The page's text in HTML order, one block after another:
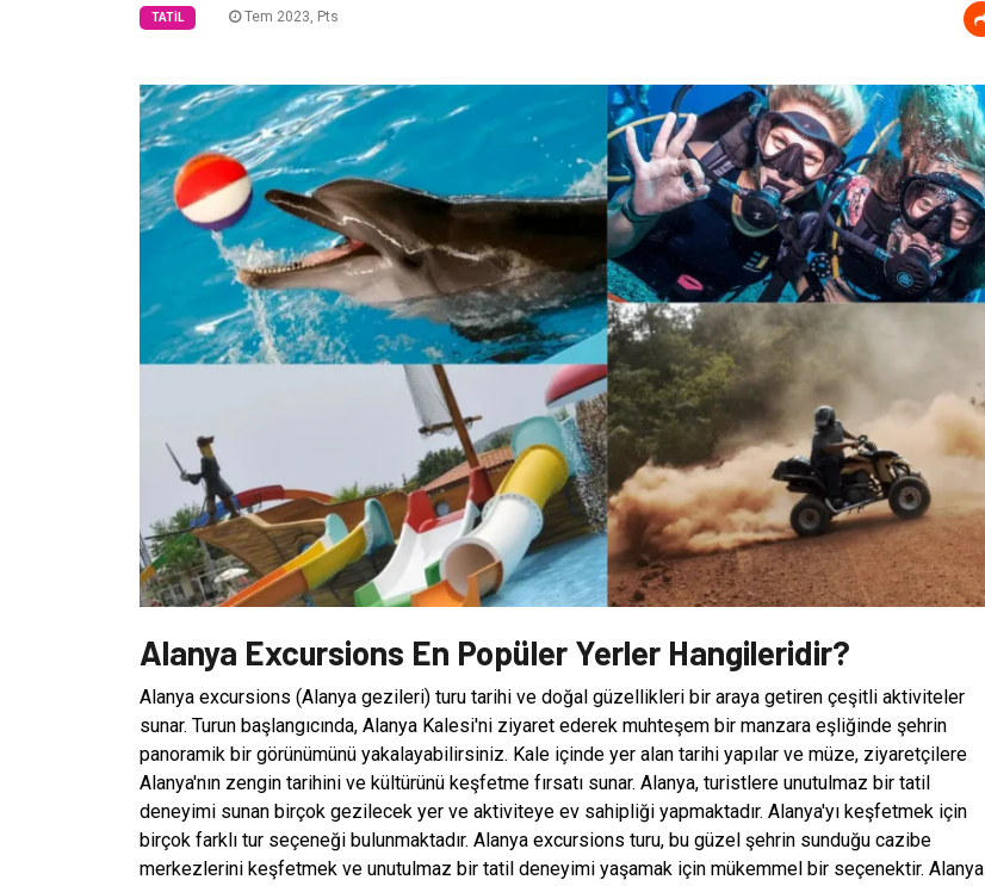
TATIL Tem 2023, Pts
Alanya Excursions En Popüler Yerler Hangileridir?
Alanya excursions (Alanya gezileri) turu tarihi ve doğal güzellikleri bir araya getiren çeşitli aktiviteler
sunar. Turun başlangıcında, Alanya Kalesi'ni ziyaret ederek muhteşem bir manzara eşliğinde şehrin
panoramik bir görünümünü yakalayabilirsiniz. Kale içinde yer alan tarihi yapılar ve müze, ziyaretçilere
Alanya'nın zengin tarihini ve kültürünü keşfetme fırsatı sunar. Alanya, turistlere unutulmaz bir tatil
deneyimi sunan birçok gezilecek yer ve aktiviteye ev sahipliği yapmaktadır. Alanya'yı keşfetmek için
birçok farklı tur seçeneği bulunmaktadır. Alanya excursions turu, bu güzel şehrin sunduğu cazibe
merkezlerini keşfetmek ve unutulmaz bir tatil deneyimi yaşamak için mükemmel bir seçenektir. Alanya